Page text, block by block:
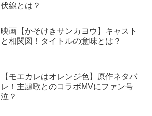
伏線とは？
映画【かそけきサンカヨウ】キャスト
と相関図！タイトルの意味とは？
【モエカレはオレンジ色】原作ネタバ
レ！主題歌とのコラボMVにファン号
泣？